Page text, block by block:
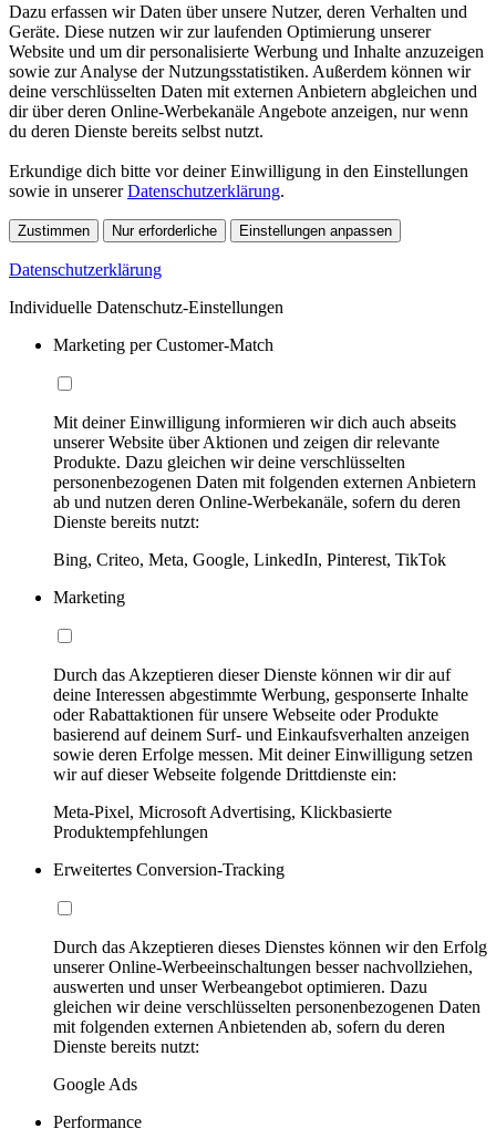
Dazu erfassen wir Daten über unsere Nutzer, deren Verhalten und
Geräte. Diese nutzen wir zur laufenden Optimierung unserer
Website und um dir personalisierte Werbung und Inhalte anzuzeigen
sowie zur Analyse der Nutzungsstatistiken. Außerdem können wir
deine verschlüsselten Daten mit externen Anbietern abgleichen und
dir über deren Online-Werbekanäle Angebote anzeigen, nur wenn
du deren Dienste bereits selbst nutzt.
Erkundige dich bitte vor deiner Einwilligung in den Einstellungen
sowie in unsererDatenschutzerklärung.
Zustimmen Nur erforderliche Einstellungen anpassen
Datenschutzerklärung
Individuelle Datenschutz-Einstellungen
Marketing per Customer-Match
Mit deiner Einwilligung informieren wir dich auch abseits
unserer Website über Aktionen und zeigen dir relevante
Produkte. Dazu gleichen wir deine verschlüsselten
personenbezogenen Daten mit folgenden externen Anbietern
ab und nutzen deren Online-Werbekanäle, sofern du deren
Dienste bereits nutzt:
Bing, Criteo, Meta, Google, LinkedIn, Pinterest, TikTok
Marketing
Durch das Akzeptieren dieser Dienste können wir dir auf
deine Interessen abgestimmte Werbung, gesponserte Inhalte
oder Rabattaktionen für unsere Webseite oder Produkte
basierend auf deinem Surf- und Einkaufsverhalten anzeigen
sowie deren Erfolge messen. Mit deiner Einwilligung setzen
wir auf dieser Webseite folgende Drittdienste ein:
Meta-Pixel, Microsoft Advertising, Klickbasierte
Produktempfehlungen
Erweitertes Conversion-Tracking
Durch das Akzeptieren dieses Dienstes können wir den Erfolg
unserer Online-Werbeeinschaltungen besser nachvollziehen,
auswerten und unser Werbeangebot optimieren. Dazu
gleichen wir deine verschlüsselten personenbezogenen Daten
mit folgenden externen Anbietenden ab, sofern du deren
Dienste bereits nutzt:
Google Ads
Performance